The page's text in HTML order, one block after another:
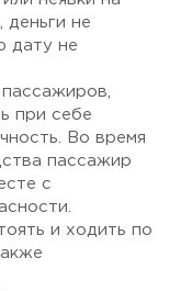
деньги не
дату не
при себе
Во время
пассажир
с
и ходить по